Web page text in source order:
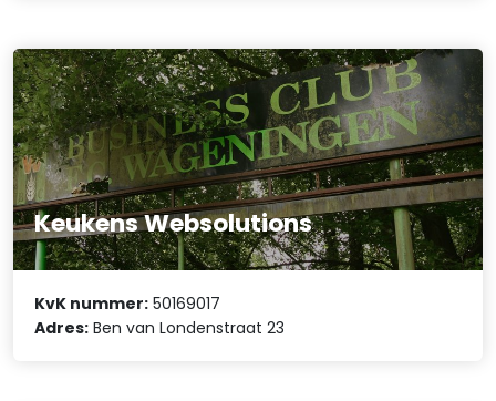
Keukens Websolutions
KvK nummer: 50169017
Adres: Ben van Londenstraat 23